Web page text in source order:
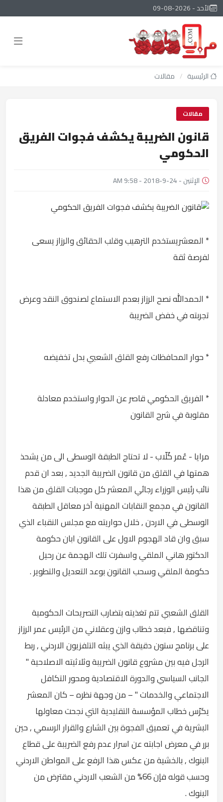
الأحد - 2026-08-09
الرئيسية / مقالات
مقالات
قانون الضريبة يكشف فجوات الفريق
الحكومي
الإثنين - 24-9-2018 - 9:58 AM
* المعشريستخدم الترهيب وقلب الحقائق والرزاز يسعى
لفرصة ثقة
* الحمدالله نصح الرزاز بعدم الاستماع لصندوق النقد وعرض
تجربته في خفض الضريبة
* حوار المحافظات رفع القلق الشعبي بدل تخفيضه
* الفريق الحكومي قاصر عن الحوار واستخدم معادلة
مقلوبة في شرح القانون
مرايا - عُمر كٌلّاب - لا تحتاج الطبقة الوسطى الى من يشحذ
همتها في القلق من قانون الضريبة الجديد , بعد ان قدم
نائب رئيس الوزراء رجائي المعشر كل موجبات القلق من هذا
القانون في مجمع النقابات المهنية آخر معاقل الطبقة
الوسطى في الاردن , خلال حواريته مع مجلس النقباء الذي
سبق وان قاد الهجوم الاول على القانون ابان حكومة
الدكتور هاني الملقي واسفرت تلك الهجمة عن رحيل
حكومة الملقي وسحب القانون بوعد التعديل والتطوير .
القلق الشعبي تتم تغذيته بتضارب التصريحات الحكومية
وتناقضها , فبعد خطاب وازن وعقلاني من الرئيس عمر الرزاز
على برنامج ستون دقيقة الذي يبثه التلفزيون الاردني , ربط
الرجل فيه بين مشروع قانون الضريبة وثلاثيته الاصلاحية "
الجانب السياسي والدورة الاقتصادية ومحور التكافل
الاجتماعي والخدمات " – من وجهة نظره – كان المعشر
يكرّس خطاب المؤسسة التقليدية التي نجحت معاولها
البشرية في تعميق الفجوة بين الشارع والقرار الرسمي , حين
برر في معرض اجابته عن اسرار عدم رفع الضريبة على قطاع
البنوك , بالخشية من عكس هذا الرفع على المواطن الاردني
وحسب قوله فإن 66% من الشعب الاردني مقترض من
البنوك .